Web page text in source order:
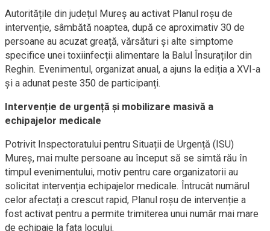
Autoritățile din județul Mureș au activat Planul roșu de
intervenție, sâmbătă noaptea, după ce aproximativ 30 de
persoane au acuzat greață, vărsături și alte simptome
specifice unei toxiinfecții alimentare la Balul Însuraților din
Reghin. Evenimentul, organizat anual, a ajuns la ediția a XVI-a
și a adunat peste 350 de participanți.
Intervenție de urgență și mobilizare masivă a
echipajelor medicale
Potrivit Inspectoratului pentru Situații de Urgență (ISU)
Mureș, mai multe persoane au început să se simtă rău în
timpul evenimentului, motiv pentru care organizatorii au
solicitat intervenția echipajelor medicale. Întrucât numărul
celor afectați a crescut rapid, Planul roșu de intervenție a
fost activat pentru a permite trimiterea unui număr mai mare
de echipaje la fața locului.